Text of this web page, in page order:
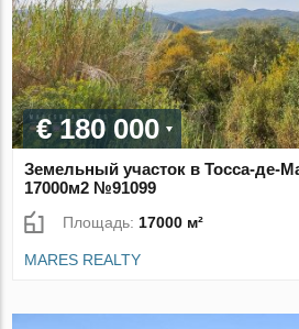
€ 180 000
Земельный участок в Тосса-де-
17000м2 №91099
Площадь: 17000 м²
MARES REALTY